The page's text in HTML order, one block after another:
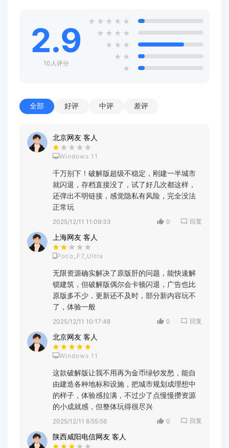
2.9
10人评分
★ ★ ★ ★ ★
★ ★ ★ ★
★ ★ ★
★ ★
★
全部 好评 中评 差评
北京网友 客人
Windows 11
千万别下！破解版超级不稳定，刚建一半城市
就闪退，存档直接没了，试了好几次都这样，
还弹出不明链接，感觉隐私有风险，完全没法
正常玩
2025/12/11 11:09:33 0 回复
上海网友 客人
Poco_F7_Ultra
无限资源确实解决了原版肝的问题，能快速解
锁建筑，但破解版偶尔会卡顿闪退，广告也比
原版多不少，更新还不及时，部分新内容玩不
了，体验一般
2025/12/11 10:17:48 0 回复
北京网友 客人
Windows 11
这款破解版让我不用再为金币绿钞发愁，能自
由建造各种地标和设施，把城市规划成理想中
的样子，体验感拉满，不过少了点慢慢攒资源
的小成就感，但整体玩得很尽兴
2025/12/11 6:55:56 0 回复
陕西咸阳电信网友 客人